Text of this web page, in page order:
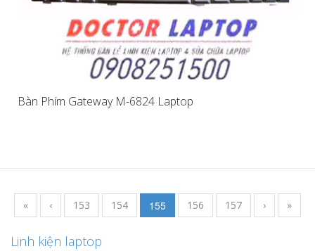
Bàn Phím Gateway M-6824 Laptop
« ‹ 153 154 155 156 157 › »
Linh kiện laptop